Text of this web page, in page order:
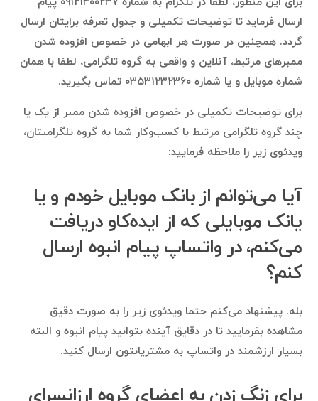
ارسال فرماید تا توضیحات تکمیلی و جدول تعرفه برایتان ارسال
گردد. همچنین در صورت هر ابهامی در خصوص افزوده شدن
ممبرهای مرتبط، آنلاین و واقعی به گروه تلگرامی، لطفا با همان
شماره موبایل و یا شماره ۰۳۵۳۱۲۳۲۳۶۰ تماس بگیرید.
برای توضیحات تکمیلی در خصوص افزوده شدن ممبر از یک یا
چند گروه تلگرامی مرتبط با کسب‌وکار شما به گروه تلگرامیتان،
ویدئوی زیر را ملاحظه فرمایید:
آیا می‌توانم از بانک موبایل خودم و یا
یانک موبایلی که از ایده‌کاو دریافت
می‌کنم، در واتساپ پیام انبوه ارسال
کنم؟
بله. پیشنهاد می‌کنم حتما ویدئوی زیر را به صورت دقیق
مشاهده بفرمایید تا در دقایق آینده بتوانید پیام انبوه و البته
بسیار ارزشمند در واتساپ به مشتریانتون ارسال کنید.